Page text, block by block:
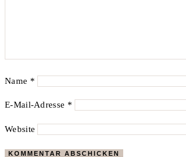
Name *
E-Mail-Adresse *
Website